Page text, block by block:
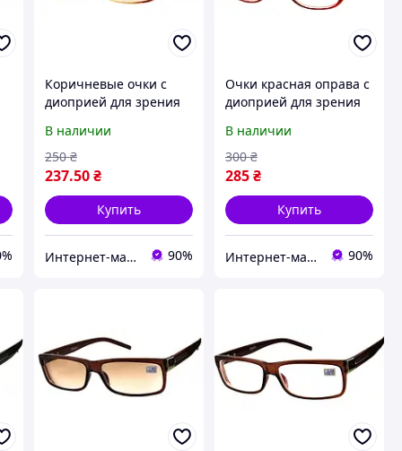
Коричневые очки с
диоприей для зрения
В наличии
237.50 ₴
250 ₴
Купить
Интернет-магазин Счастливый Клуб 90%
Очки красная оправа с
диоприей для зрения
В наличии
285₴
300 ₴
Купить
Интернет-магазин Счастливый Клуб 90%